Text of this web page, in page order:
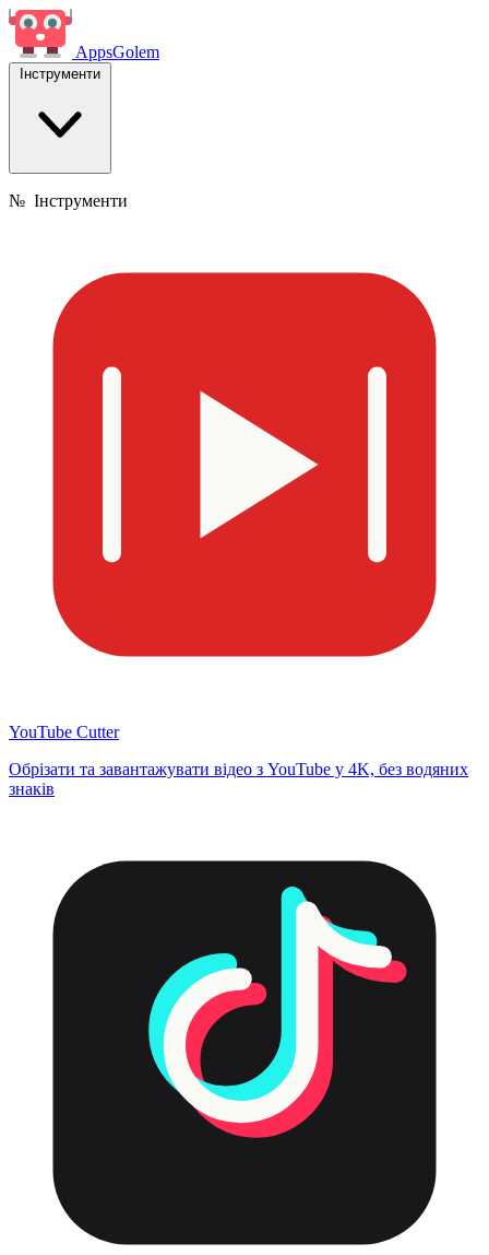
AppsGolem
Інструменти
№ Інструменти
YouTube Cutter
Обрізати та завантажувати відео з YouTube у 4K, без водяних
знаків